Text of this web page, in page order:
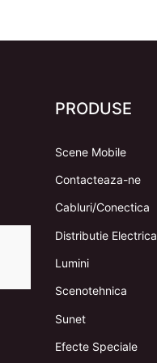
PRODUSE
Scene Mobile
Contacteaza-ne
Cabluri/Conectica
Distributie Electrica
Lumini
Scenotehnica
Sunet
Efecte Speciale